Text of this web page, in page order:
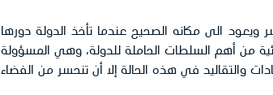
ويعود الى مكانه الصحيح عندما تأخذ الدولة دورها
من أهم السلطات الحاملة للدولة، وهي المسؤولة
والتقاليد في هذه الحالة إلا أن تنحسر من الفضاء